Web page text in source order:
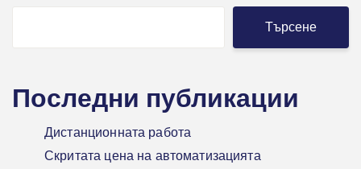
Търсене
Последни публикации
Дистанционната работа
Скритата цена на автоматизацията